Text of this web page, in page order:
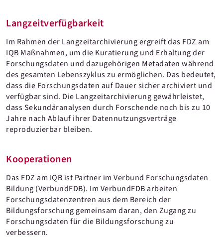
Langzeitverfügbarkeit
Im Rahmen der Langzeitarchivierung ergreift das FDZ am
IQB Maßnahmen, um die Kuratierung und Erhaltung der
Forschungsdaten und dazugehörigen Metadaten während
des gesamten Lebenszyklus zu ermöglichen. Das bedeutet,
dass die Forschungsdaten auf Dauer sicher archiviert und
verfügbar sind. Die Langzeitarchivierung gewährleistet,
dass Sekundäranalysen durch Forschende noch bis zu 10
Jahre nach Ablauf ihrer Datennutzungsverträge
reproduzierbar bleiben.
Kooperationen
Das FDZ am IQB ist Partner im Verbund Forschungsdaten
Bildung (VerbundFDB). Im VerbundFDB arbeiten
Forschungsdatenzentren aus dem Bereich der
Bildungsforschung gemeinsam daran, den Zugang zu
Forschungsdaten für die Bildungsforschung zu
verbessern.